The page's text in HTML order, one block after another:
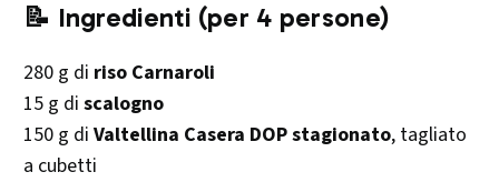
📝 Ingredienti (per 4 persone)
280 g di riso Carnaroli
15 g di scalogno
150 g di Valtellina Casera DOP stagionato, tagliato
a cubetti